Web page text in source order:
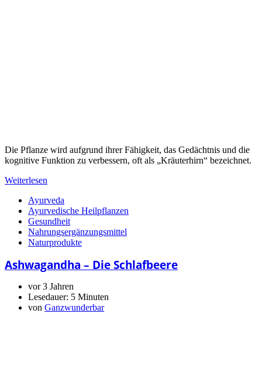
Die Pflanze wird aufgrund ihrer Fähigkeit, das Gedächtnis und die
kognitive Funktion zu verbessern, oft als „Kräuterhirn“ bezeichnet.
Weiterlesen
Ayurveda
Ayurvedische Heilpflanzen
Gesundheit
Nahrungsergänzungsmittel
Naturprodukte
Ashwagandha – Die Schlafbeere
vor 3 Jahren
Lesedauer: 5 Minuten
von Ganzwunderbar